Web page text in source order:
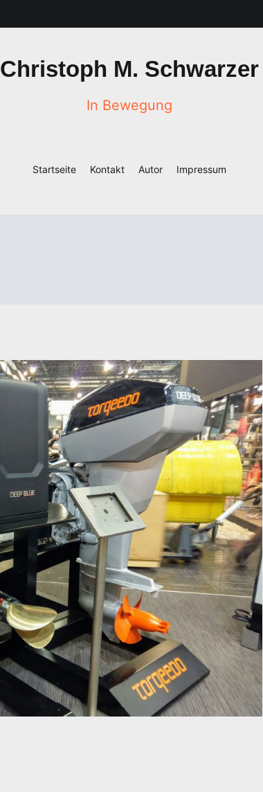
Christoph M. Schwarzer
In Bewegung
Startseite Kontakt Autor Impressum